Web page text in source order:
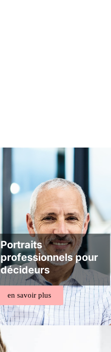
Portraits
professionnels pour
décideurs
en savoir plus